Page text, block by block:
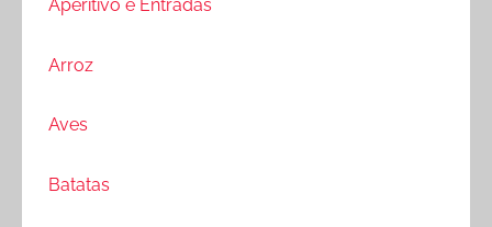
Aperitivo e Entradas
Arroz
Aves
Batatas